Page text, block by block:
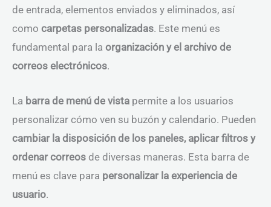
de entrada, elementos enviados y eliminados, así
como carpetas personalizadas. Este menú es
fundamental para la organización y el archivo de
correos electrónicos.
La barra de menú de vista permite a los usuarios
personalizar cómo ven su buzón y calendario. Pueden
cambiar la disposición de los paneles, aplicar filtros y
ordenar correos de diversas maneras. Esta barra de
menú es clave para personalizar la experiencia de
usuario.